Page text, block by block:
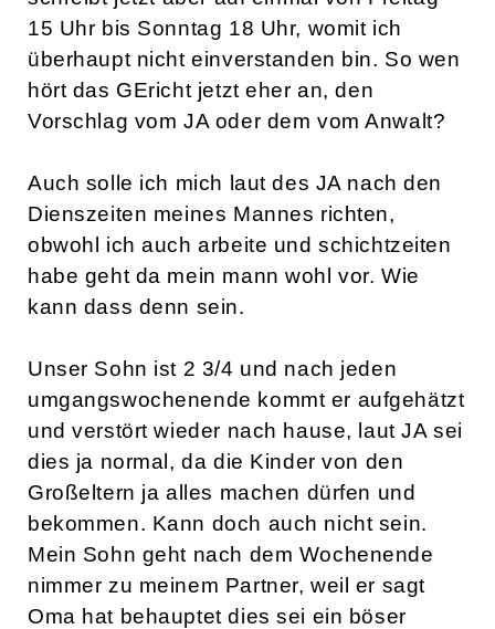
15 Uhr bis Sonntag 18 Uhr, womit ich
überhaupt nicht einverstanden bin. So wen
hört das GEricht jetzt eher an, den
Vorschlag vom JA oder dem vom Anwalt?
Auch solle ich mich laut des JA nach den
Dienszeiten meines Mannes richten,
obwohl ich auch arbeite und schichtzeiten
habe geht da mein mann wohl vor. Wie
kann dass denn sein.
Unser Sohn ist 2 3/4 und nach jeden
umgangswochenende kommt er aufgehätzt
und verstört wieder nach hause, laut JA sei
dies ja normal, da die Kinder von den
Großeltern ja alles machen dürfen und
bekommen. Kann doch auch nicht sein.
Mein Sohn geht nach dem Wochenende
nimmer zu meinem Partner, weil er sagt
Oma hat behauptet dies sei ein böser